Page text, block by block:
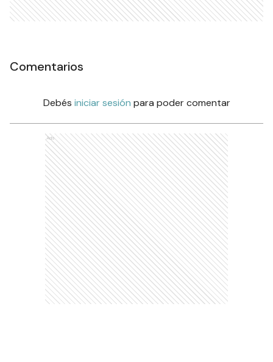
Comentarios
Debés iniciar sesión para poder comentar
Ads